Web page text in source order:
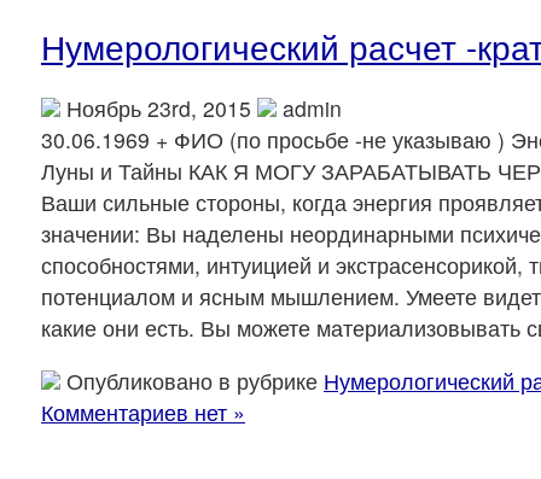
Нумерологический расчет -
Ноябрь 23rd, 2015
admin
30.06.1969 + ФИО (по просьбе -не указываю )
Луны и Тайны КАК Я МОГУ ЗАРАБАТЫВАТЬ
Ваши сильные стороны, когда энергия
значении: Вы наделены неординарными
способностями, интуицией и экстрасенсорикой,
потенциалом и ясным мышлением. Умеете
какие они есть. Вы можете
Опубликовано в рубрике Нумерологический
Комментариев нет »